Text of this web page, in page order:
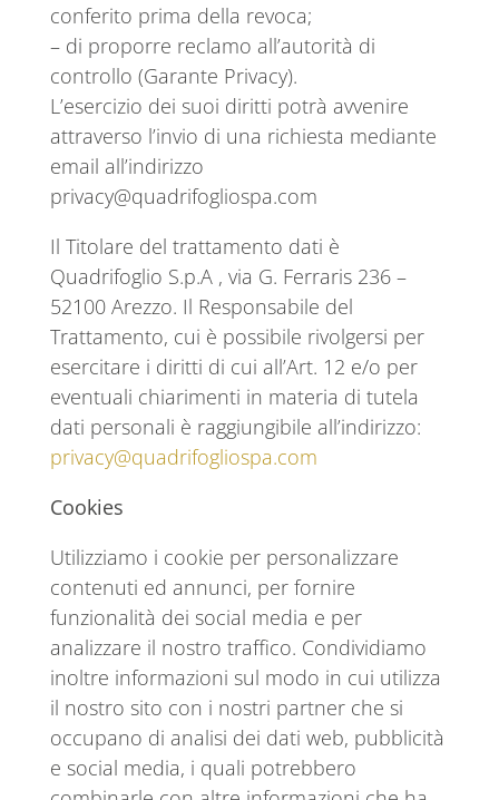
conferito prima della revoca;
– di proporre reclamo all’autorità di
controllo (Garante Privacy).
L’esercizio dei suoi diritti potrà avvenire
attraverso l’invio di una richiesta mediante
email all’indirizzo
privacy@quadrifogliospa.com
Il Titolare del trattamento dati è
Quadrifoglio S.p.A , via G. Ferraris 236 –
52100 Arezzo. Il Responsabile del
Trattamento, cui è possibile rivolgersi per
esercitare i diritti di cui all’Art. 12 e/o per
eventuali chiarimenti in materia di tutela
dati personali è raggiungibile all’indirizzo:
privacy@quadrifogliospa.com
Cookies
Utilizziamo i cookie per personalizzare
contenuti ed annunci, per fornire
funzionalità dei social media e per
analizzare il nostro traffico. Condividiamo
inoltre informazioni sul modo in cui utilizza
il nostro sito con i nostri partner che si
occupano di analisi dei dati web, pubblicità
e social media, i quali potrebbero